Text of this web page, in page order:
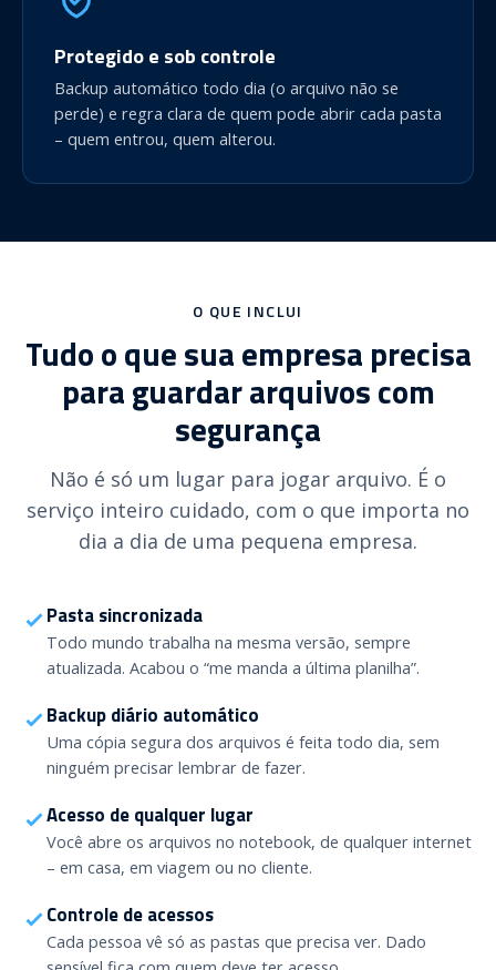
Protegido e sob controle
Backup automático todo dia (o arquivo não se
perde) e regra clara de quem pode abrir cada pasta
– quem entrou, quem alterou.
O QUE INCLUI
Tudo o que sua empresa precisa
para guardar arquivos com
segurança
Não é só um lugar para jogar arquivo. É o
serviço inteiro cuidado, com o que importa no
dia a dia de uma pequena empresa.
Pasta sincronizada
Todo mundo trabalha na mesma versão, sempre
atualizada. Acabou o “me manda a última planilha”.
Backup diário automático
Uma cópia segura dos arquivos é feita todo dia, sem
ninguém precisar lembrar de fazer.
Acesso de qualquer lugar
Você abre os arquivos no notebook, de qualquer internet
– em casa, em viagem ou no cliente.
Controle de acessos
Cada pessoa vê só as pastas que precisa ver. Dado